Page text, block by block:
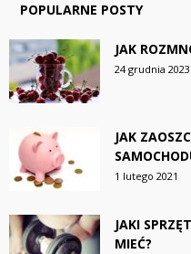
POPULARNE POSTY
JAK
24 grudnia 2023
JAK
1 lutego 2021
JAKI
MIEĆ?